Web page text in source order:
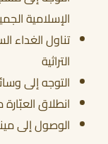
الإسلامية
تناول الغداء
التراثية
التوجه إلى
انطلاق
الوصول إلى